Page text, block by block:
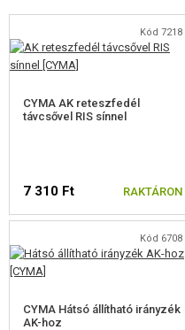
AKKUMULÁTOROK, TÖLTŐK
TÁRAK
FELSZERELÉS,
RÁDIÓS, FEJHALLGATÓ,
KIEGÉSZÍTŐK, HORDSZÍJAK
Kód 7218
CYMA AK reteszfedél
távcsővel RIS sínnel
7 310 Ft RAKTÁRON
Kód 6708
CYMA Hátsó állítható irányzék
AK-hoz